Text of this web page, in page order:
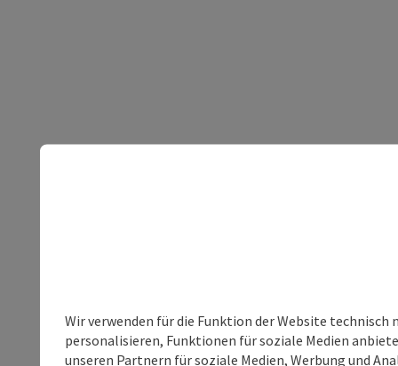
Wir verwenden für die Funktion der Website
personalisieren, Funktionen für soziale Medien
unseren Partnern für soziale Medien, Werbung und